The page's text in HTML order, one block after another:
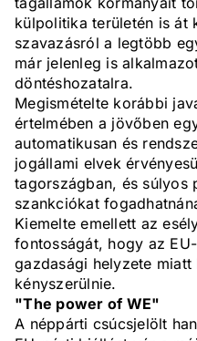
külpolitika területén is át
szavazásról a legtöbb
már jelenleg is
döntéshozatalra.
Megismételte korábbi
értelmében a jövőben
automatikusan és
jogállami elvek
tagországban, és súlyos
szankciókat
Kiemelte emellett az
fontosságát, hogy az
gazdasági helyzete miatt
kényszerülnie.
"The power of WE"
A néppárti csúcsjelölt